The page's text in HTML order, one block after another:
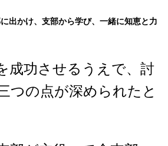
出かけ、支部から学び、一緒に知恵と力
成功させるうえで、討
つの点が深められたと